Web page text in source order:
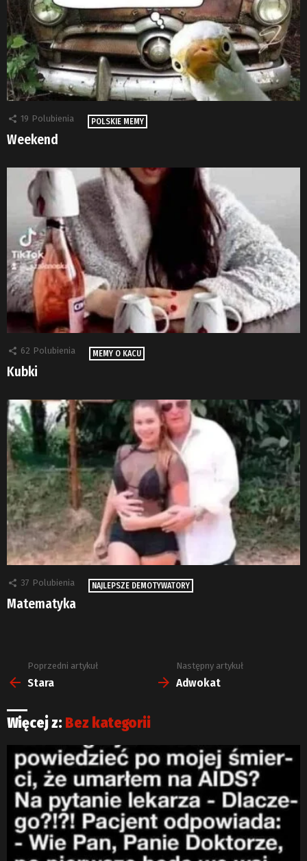
19 Polubienia POLSKIE MEMY
Weekend
62 Polubienia MEMY O KACU
Kubki
37 Polubienia NAJLEPSZE DEMOTYWATORY
Matematyka
Zobacz
więcej
Poprzedni artykuł
Stara
Następny artykuł
Adwokat
Więcej z: Bez kategorii